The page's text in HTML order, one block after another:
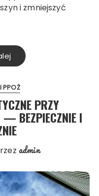
i zmniejszyć
PPOŻ
PRZY
— BEZPIECZNIE I
admin